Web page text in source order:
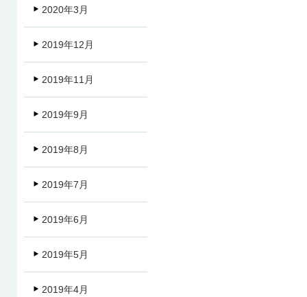
2020年3月
2019年12月
2019年11月
2019年9月
2019年8月
2019年7月
2019年6月
2019年5月
2019年4月